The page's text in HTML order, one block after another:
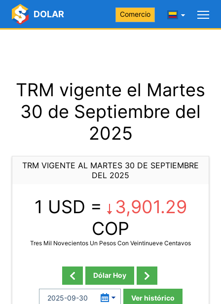
DOLAR Comercio
TRM vigente el Martes
30 de Septiembre del
2025
TRM VIGENTE AL MARTES 30 DE SEPTIEMBRE
DEL 2025
1 USD =
3,901.29
COP
Tres Mil Novecientos Un Pesos Con Veintinueve Centavos
Dólar Hoy
Ver histórico